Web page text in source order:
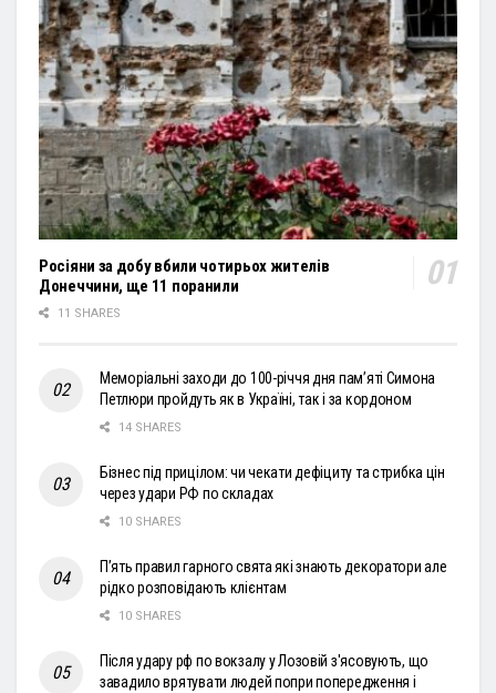
Росіяни за добу вбили чотирьох жителів
Донеччини, ще 11 поранили
11 SHARES
Меморіальні заходи до 100-річчя дня пам’яті Симона
Петлюри пройдуть як в Україні, так і за кордоном
14 SHARES
Бізнес під прицілом: чи чекати дефіциту та стрибка цін
через удари РФ по складах
10 SHARES
П’ять правил гарного свята які знають декоратори але
рідко розповідають клієнтам
10 SHARES
Після удару рф по вокзалу у Лозовій з'ясовують, що
завадило врятувати людей попри попередження і